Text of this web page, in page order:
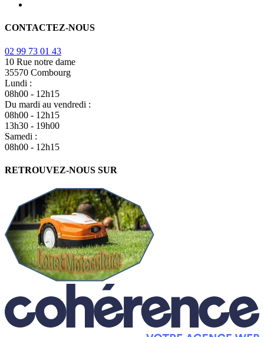
CONTACTEZ-NOUS
02 99 73 01 43
10 Rue notre dame
35570 Combourg
Lundi :
08h00 - 12h15
Du mardi au vendredi :
08h00 - 12h15
13h30 - 19h00
Samedi :
08h00 - 12h15
RETROUVEZ-NOUS SUR